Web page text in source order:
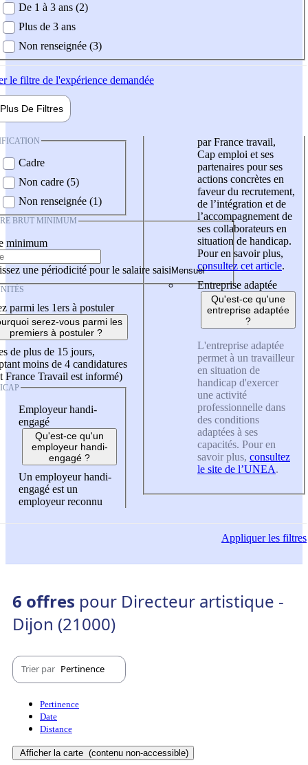
De 1 à 3 ans (2)
Plus de 3 ans
Non renseignée (3)
le filtre de l'expérience demandée
Plus De Filtres
Cadre
Non cadre (5)
Non renseignée (1)
BRUT MINIMUM
minimum
une périodicité pour le salaire saisi
parmi les 1ers à postuler
serez-vous parmi les
premiers à postuler ?
de plus de 15 jours,
moins de 4 candidatures
France Travail est informé)
Employeur handi-
engagé
Qu'est-ce qu'un
employeur handi-
engagé ?
Un employeur handi-
engagé est un
employeur reconnu
par France travail,
Cap emploi et ses
partenaires pour ses
actions concrètes en
faveur du recrutement,
de l’intégration et de
l’accompagnement de
ses collaborateurs en
situation de handicap.
Pour en savoir plus,
consultez cet article.
Entreprise adaptée
Qu'est-ce qu'une
entreprise adaptée
?
L'entreprise adaptée
permet à un travailleur
en situation de
handicap d'exercer
une activité
professionnelle dans
des conditions
adaptées à ses
capacités. Pour en
savoir plus, consultez
le site de l’UNEA.
Appliquerles filtres
6 offres pour Directeur artistique -
Dijon (21000)
Trier par Pertinence
Pertinence
Date
Distance
Afficher la carte (contenu non-accessible)